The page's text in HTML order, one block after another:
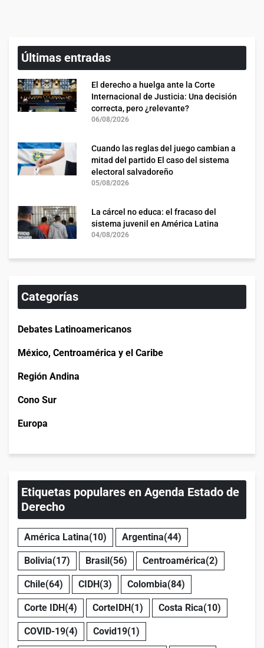
Últimas entradas
El derecho a huelga ante la Corte
Internacional de Justicia: Una decisión
correcta, pero ¿relevante?
06/08/2026
Cuando las reglas del juego cambian a
mitad del partido El caso del sistema
electoral salvadoreño
05/08/2026
La cárcel no educa: el fracaso del
sistema juvenil en América Latina
04/08/2026
Categorías
Debates Latinoamericanos
México, Centroamérica y el Caribe
Región Andina
Cono Sur
Europa
Etiquetas populares en Agenda Estado de
Derecho
América Latina(10) Argentina(44)
Bolivia(17) Brasil(56) Centroamérica(2)
Chile(64) CIDH(3) Colombia(84)
Corte IDH(4) CorteIDH(1) Costa Rica(10)
COVID-19(4) Covid19(1)